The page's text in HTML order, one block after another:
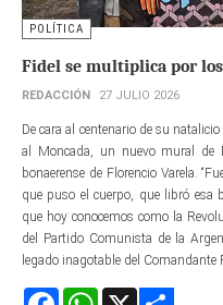
POLÍTICA
Fidel se multiplica por
REDACCIÓN 27 JULIO 2026
De cara al centenario de su
al Moncada, un nuevo mural de
bonaerense de Florencio Varela.
que puso el cuerpo, que libró esa
que hoy conocemos como la
del Partido Comunista de la
legado inagotable del Comandante
FacebookWhatsApp